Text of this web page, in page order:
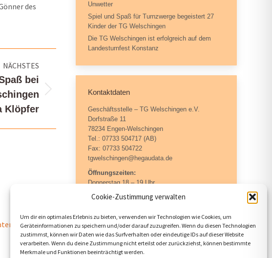
Cookie-Zustimmung verwalten
Um dir ein optimales Erlebnis zu bieten, verwenden wir Technologien wie Cookies, um
Geräteinformationen zu speichern und/oder darauf zuzugreifen. Wenn du diesen Technologien
zustimmst, können wir Daten wie das Surfverhalten oder eindeutige IDs auf dieser Website
verarbeiten. Wenn du deine Zustimmung nicht erteilst oder zurückziehst, können bestimmte
Merkmale und Funktionen beeinträchtigt werden.
des
NÄCHSTES
bei
Klöpfer
Unwetter
Spiel und Spaß für Turnzwerge begeistert 27
Kinder der TG Welschingen
Die TG Welschingen ist erfolgreich auf dem
Landesturnfest Konstanz
Kontaktdaten
Geschäftsstelle – TG Welschingen e.V.
Dorfstraße 11
78234 Engen-Welschingen
Tel.: 07733 504717 (AB)
Fax: 07733 504722
tgwelschingen@hegaudata.de
Öffnungszeiten:
Donnerstag 18 – 19 Uhr
Kontakt